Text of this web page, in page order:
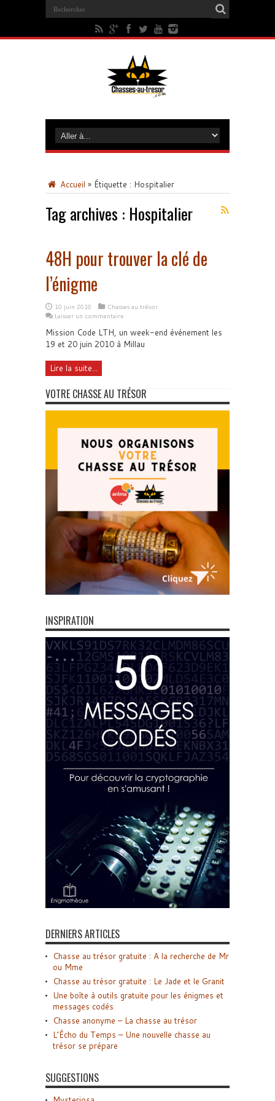
Accueil » Étiquette : Hospitalier
Tag archives : Hospitalier
48H pour trouver la clé de
l’énigme
10 juin 2010
Chasses au trésor
Laisser un commentaire
Mission Code LTH, un week-end événement les
19 et 20 juin 2010 à Millau
Lire la suite...
VOTRE CHASSE AU TRÉSOR
INSPIRATION
DERNIERS ARTICLES
Chasse au trésor gratuite : A la recherche de Mr
ou Mme
Chasse au trésor gratuite : Le Jade et le Granit
Une boîte à outils gratuite pour les énigmes et
messages codés
Chasse anonyme – La chasse au trésor
L’Écho du Temps – Une nouvelle chasse au
trésor se prépare
SUGGESTIONS